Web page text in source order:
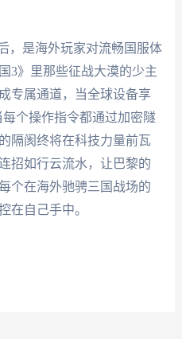
，是海外玩家对流畅国服体
3》里那些征战大漠的少主
专属通道，当全球设备享
个操作指令都通过加密隧
隔阂终将在科技力量前瓦
如行云流水，让巴黎的
个在海外驰骋三国战场的
在自己手中。